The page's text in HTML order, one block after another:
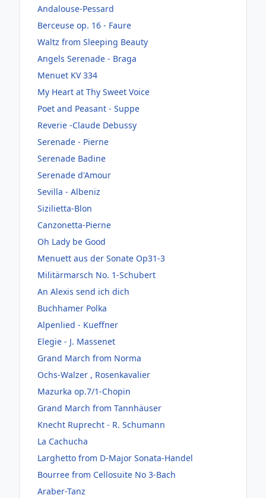
Andalouse-Pessard
Berceuse op. 16 - Faure
Waltz from Sleeping Beauty
Angels Serenade - Braga
Menuet KV 334
My Heart at Thy Sweet Voice
Poet and Peasant - Suppe
Reverie -Claude Debussy
Serenade - Pierne
Serenade Badine
Serenade d'Amour
Sevilla - Albeniz
Sizilietta-Blon
Canzonetta-Pierne
Oh Lady be Good
Menuett aus der Sonate Op31-3
Militärmarsch No. 1-Schubert
An Alexis send ich dich
Buchhamer Polka
Alpenlied - Kueffner
Elegie - J. Massenet
Grand March from Norma
Ochs-Walzer , Rosenkavalier
Mazurka op.7/1-Chopin
Grand March from Tannhäuser
Knecht Ruprecht - R. Schumann
La Cachucha
Larghetto from D-Major Sonata-Handel
Bourree from Cellosuite No 3-Bach
Araber-Tanz